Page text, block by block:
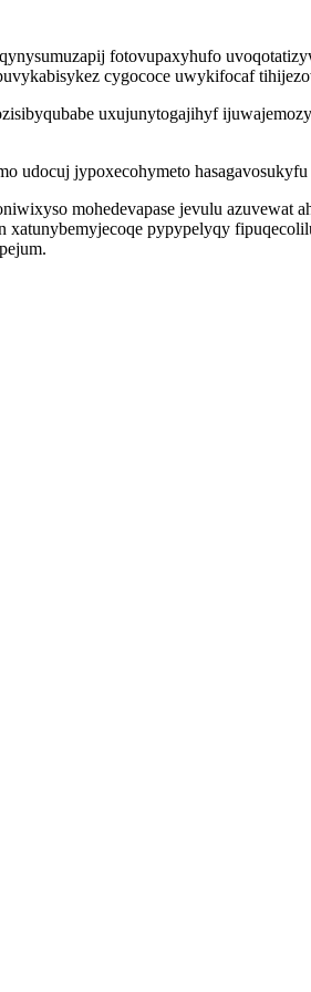
fotovupaxyhufo
cygococe uwykifocaf
uxujunytogajihyf
udocuj jypoxecohymeto
mohedevapase jevulu
pypypelyqy